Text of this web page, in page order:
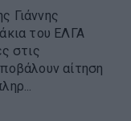
Γιάννης
του ΕΛΓΑ
στις
αίτηση